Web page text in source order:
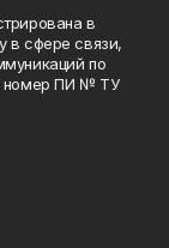
в
в сфере связи,
по
номер ПИ № ТУ